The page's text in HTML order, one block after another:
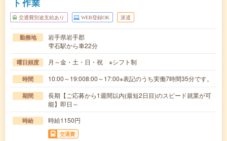
ト作業
交通費別途支給あり WEB登録OK 派遣
勤務地
岩手県岩手郡
雫石駅から車22分
曜日頻度 月～金・土・日・祝 ※シフト制
時間 10:00～19:008:00～17:00※表記のうち実働7時間35分です。
期間
長期【ご応募から1週間以内(最短2日目)のスピード就業が可
能】即日～
時給 時給1150円
交通費